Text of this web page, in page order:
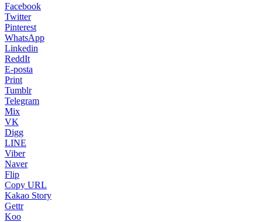
Facebook
Twitter
Pinterest
WhatsApp
Linkedin
ReddIt
E-posta
Print
Tumblr
Telegram
Mix
VK
Digg
LINE
Viber
Naver
Flip
Copy URL
Kakao Story
Gettr
Koo